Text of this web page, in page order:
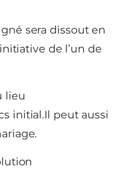
sera dissout en
de l’un de
lieu
initial.Il peut aussi